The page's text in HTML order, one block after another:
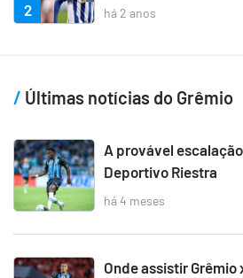
2 há 2 anos
Últimas notícias do Grêmio
A provável
Deportivo Riestra
há 4 meses
Onde assistir